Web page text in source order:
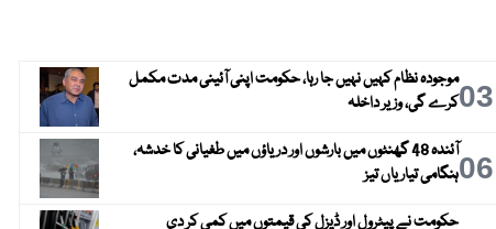
03موجودہ نظام کہیں نہیں جا رہا، حکومت اپنی آئینی مدت مکمل
کرے گی، وزیر داخلہ
06
آئندہ 48 گھنٹوں میں بارشوں اور دریاؤں میں طغیانی کا خدشہ،
ہنگامی تیاریاں تیز
حکومت نے پیٹرول اور ڈیزل کی قیمتوں میں کمی کر دی